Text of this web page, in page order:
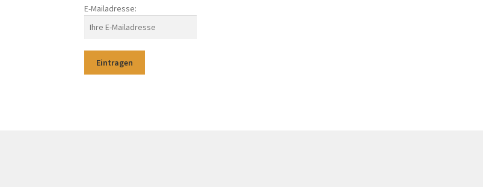
E-Mailadresse: